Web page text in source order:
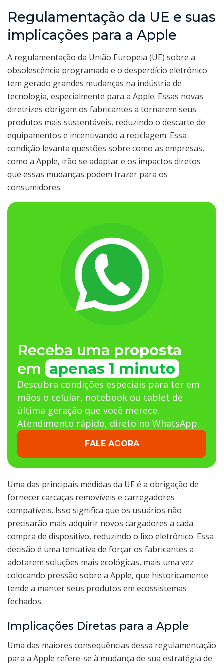
Regulamentação da UE e suas
implicações para a Apple
A regulamentação da União Europeia (UE) sobre a
obsolescência programada e o desperdício eletrônico
tem gerado grandes mudanças na indústria de
tecnologia, especialmente para a Apple. Essas novas
diretrizes obrigam os fabricantes a tornarem seus
produtos mais sustentáveis, reduzindo o descarte de
equipamentos e incentivando a reciclagem. Essa
condição levanta questões sobre como as empresas,
como a Apple, irão se adaptar e os impactos diretos
que essas mudanças podem trazer para os
consumidores.
Receba uma proposta
em apenas 1 minuto
Descubra condições especiais para ter em
mãos o celular, notebook ou tablet de
última geração que você merece.
Atendimento rápido, direto no WhatsApp.
FALE AGORA
Uma das principais medidas da UE é a obrigação de
fornecer carcaças removíveis e carregadores
compatíveis. Isso significa que os usuários não
precisarão mais adquirir novos cargadores a cada
compra de dispositivo, reduzindo o lixo eletrônico. Essa
decisão é uma tentativa de forçar os fabricantes a
adotarem soluções mais ecológicas, mais uma vez
colocando pressão sobre a Apple, que historicamente
tende a manter seus produtos em ecossistemas
fechados.
Implicações Diretas para a Apple
Uma das maiores consequências dessa regulamentação
para a Apple refere-se à mudança de sua estratégia de